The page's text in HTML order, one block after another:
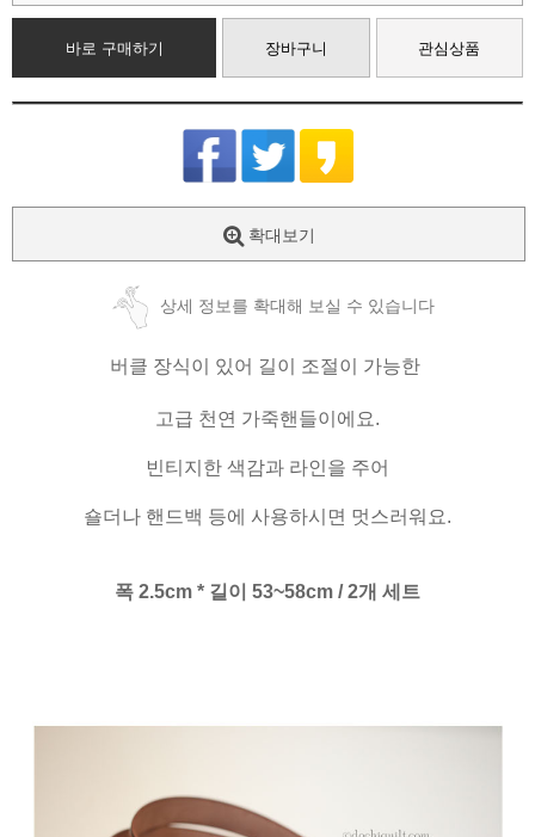
바로 구매하기 장바구니 관심상품
확대보기
상세 정보를 확대해 보실 수 있습니다
버클 장식이 있어 길이 조절이 가능한
고급 천연 가죽핸들이에요.
빈티지한 색감과 라인을 주어
숄더나 핸드백 등에 사용하시면 멋스러워요.
폭 2.5cm * 길이 53~58cm / 2개 세트